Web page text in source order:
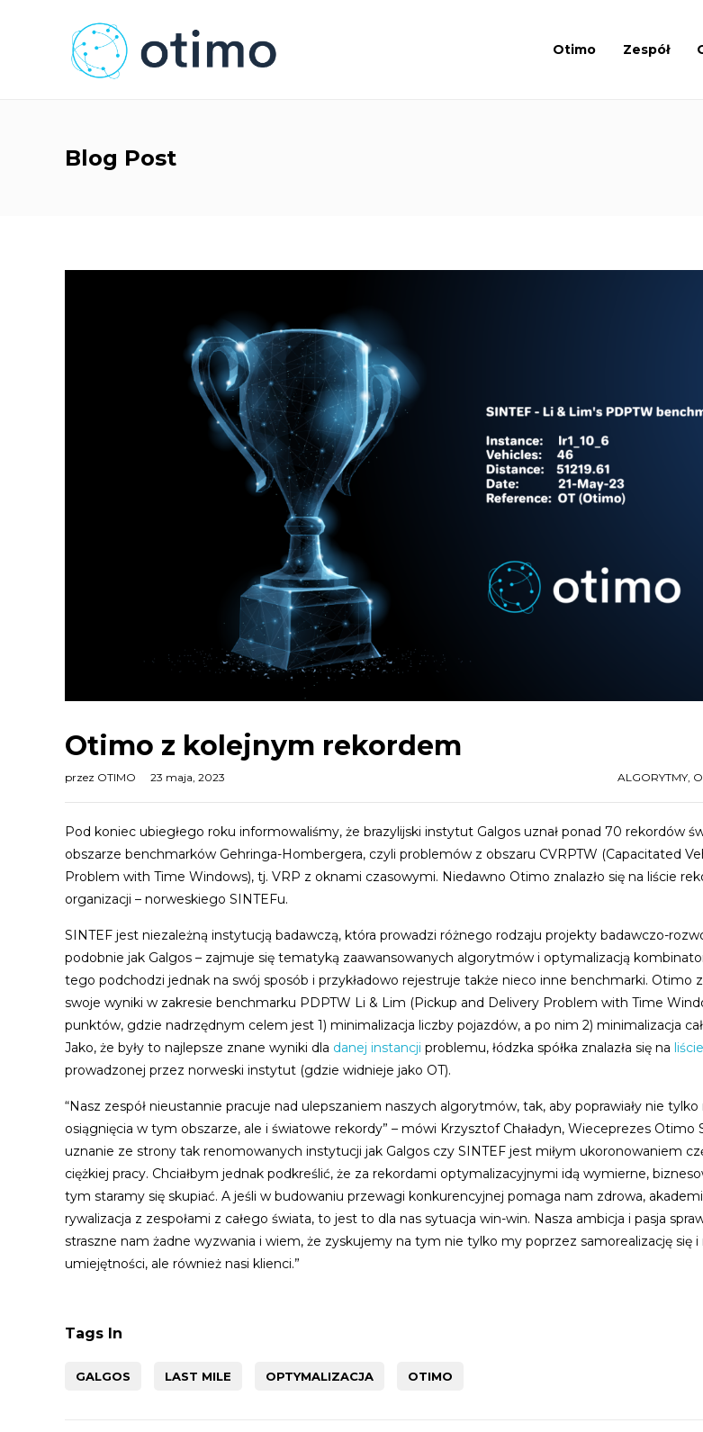
Otimo Zespół
Blog Post
Otimo z kolejnym rekordem
przez OTIMO 23 maja, 2023 ALGORYTMY,
Pod koniec ubiegłego roku informowaliśmy, że brazylijski instytut Galgos uznał ponad 70 rekordów
obszarze benchmarków Gehringa-Hombergera, czyli problemów z obszaru CVRPTW (Capacitated
Problem with Time Windows), tj. VRP z oknami czasowymi. Niedawno Otimo znalazło się na liście
organizacji – norweskiego SINTEFu.
SINTEF jest niezależną instytucją badawczą, która prowadzi różnego rodzaju projekty badawczo-
podobnie jak Galgos – zajmuje się tematyką zaawansowanych algorytmów i optymalizacją
tego podchodzi jednak na swój sposób i przykładowo rejestruje także nieco inne benchmarki. Otimo
swoje wyniki w zakresie benchmarku PDPTW Li & Lim (Pickup and Delivery Problem with Time
punktów, gdzie nadrzędnym celem jest 1) minimalizacja liczby pojazdów, a po nim 2) minimalizacja
Jako, że były to najlepsze znane wyniki dla danej instancji problemu, łódzka spółka znalazła się na
prowadzonej przez norweski instytut (gdzie widnieje jako OT).
“Nasz zespół nieustannie pracuje nad ulepszaniem naszych algorytmów, tak, aby poprawiały nie tylko
osiągnięcia w tym obszarze, ale i światowe rekordy” – mówi Krzysztof Chaładyn, Wieceprezes Otimo
uznanie ze strony tak renomowanych instytucji jak Galgos czy SINTEF jest miłym ukoronowaniem
ciężkiej pracy. Chciałbym jednak podkreślić, że za rekordami optymalizacyjnymi idą wymierne,
tym staramy się skupiać. A jeśli w budowaniu przewagi konkurencyjnej pomaga nam zdrowa,
rywalizacja z zespołami z całego świata, to jest to dla nas sytuacja win-win. Nasza ambicja i pasja
straszne nam żadne wyzwania i wiem, że zyskujemy na tym nie tylko my poprzez samorealizację się i
umiejętności, ale również nasi klienci.”
Tags In
GALGOS LAST MILE OPTYMALIZACJA OTIMO